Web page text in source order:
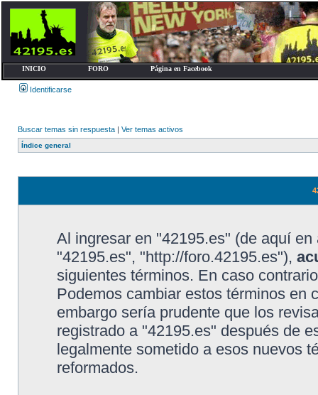
INICIO FORO Página en Facebook
Identificarse
Buscar temas sin respuesta | Ver temas activos
Índice general
Al ingresar en "42195.es" (de aquí
"42195.es", "http://foro.42195.es"),
siguientes términos. En caso
Podemos cambiar estos términos en
embargo sería prudente que los
registrado a "42195.es" después de
legalmente sometido a esos nuevos
reformados.